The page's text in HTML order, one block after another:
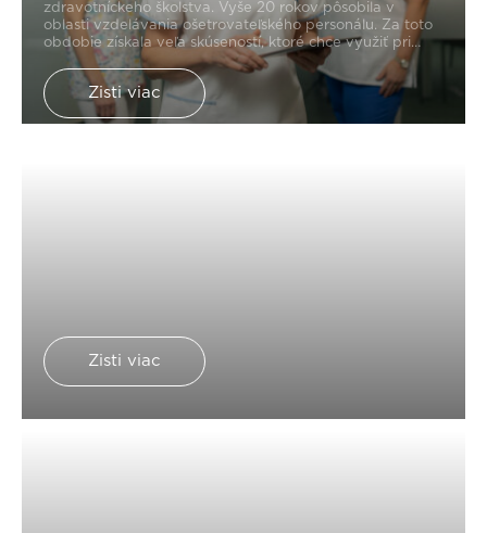
zdravotníckeho školstva. Vyše 20 rokov pôsobila v
oblasti vzdelávania ošetrovateľského personálu. Za toto
obdobie získala veľa skúseností, ktoré chce využiť pri
práci v novej bratislavskej nemocnici. Lucia Lieskovská,
manažérka vzdelávania pre zdravotnícke pozície. Ako
bude vyzerať vzdelávanie sestier v Nemocnici Bory? Aj
to vám Lucia prezradí v novom blogu.
Zisti viac
Zisti viac